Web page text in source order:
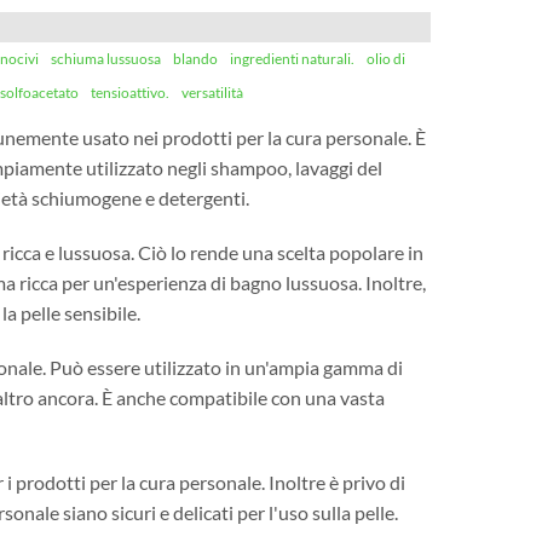
schiuma lussuosa blando ingredienti naturali.
olio di
tensioattivo. versatilità
usato nei prodotti per la cura personale. È
utilizzato negli shampoo, lavaggi del
schiumogene e detergenti.
e lussuosa. Ciò lo rende una scelta popolare in
ricca per un'esperienza di bagno lussuosa. Inoltre,
pelle sensibile.
Può essere utilizzato in un'ampia gamma di
ancora. È anche compatibile con una vasta
prodotti per la cura personale. Inoltre è privo di
siano sicuri e delicati per l'uso sulla pelle.